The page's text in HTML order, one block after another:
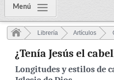
Menú
Librería Artículos
¿Tenía Jesús el
Longitudes y estilos de